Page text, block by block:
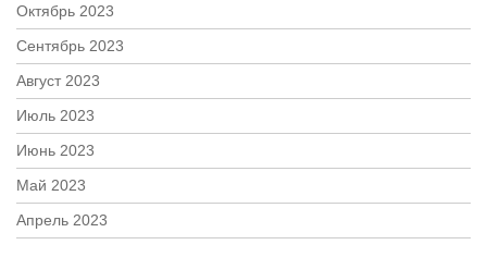
Октябрь 2023
Сентябрь 2023
Август 2023
Июль 2023
Июнь 2023
Май 2023
Апрель 2023